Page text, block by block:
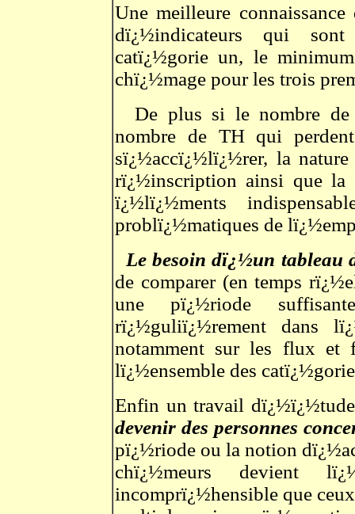
Une meilleure
dï¿½indicateurs qui
catï¿½gorie un, le
chï¿½mage pour les trois
De plus si le nombre de
nombre de TH qui
sï¿½accï¿½lï¿½rer, la
rï¿½inscription ainsi que la
ï¿½lï¿½ments
problï¿½matiques de
Le besoin dï¿½un tableau
de comparer (en temps
une pï¿½riode
rï¿½guliï¿½rement dans
notamment sur les flux et
lï¿½ensemble des
Enfin un travail
devenir des personnes
pï¿½riode ou la notion
chï¿½meurs devient
incomprï¿½hensible que